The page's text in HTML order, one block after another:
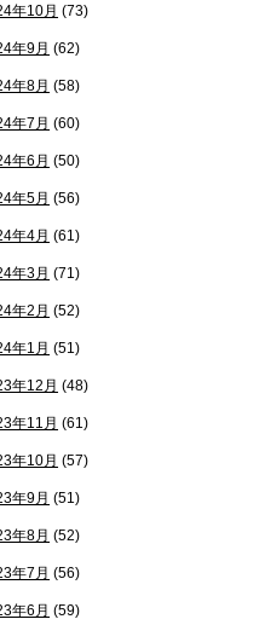
年10月 (73)
年9月 (62)
年8月 (58)
年7月 (60)
年6月 (50)
年5月 (56)
年4月 (61)
年3月 (71)
年2月 (52)
年1月 (51)
年12月 (48)
年11月 (61)
年10月 (57)
年9月 (51)
年8月 (52)
年7月 (56)
年6月 (59)